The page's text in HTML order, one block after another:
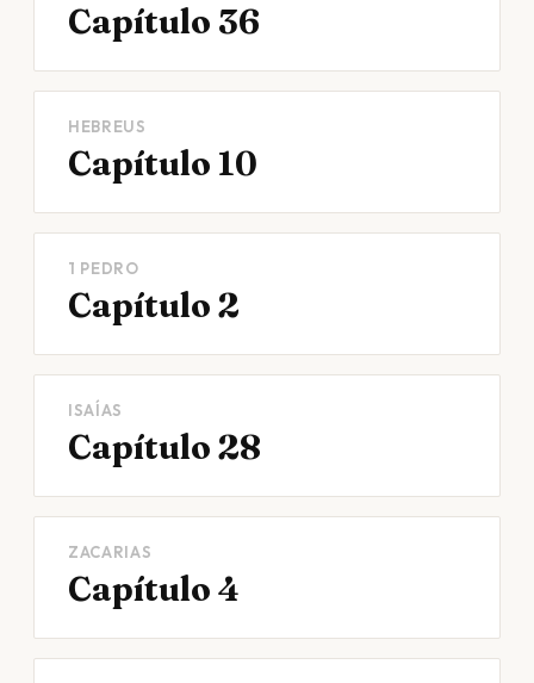
Capítulo 36
HEBREUS
Capítulo 10
1 PEDRO
Capítulo 2
ISAÍAS
Capítulo 28
ZACARIAS
Capítulo 4